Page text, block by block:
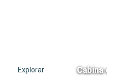
Explorar Cabina